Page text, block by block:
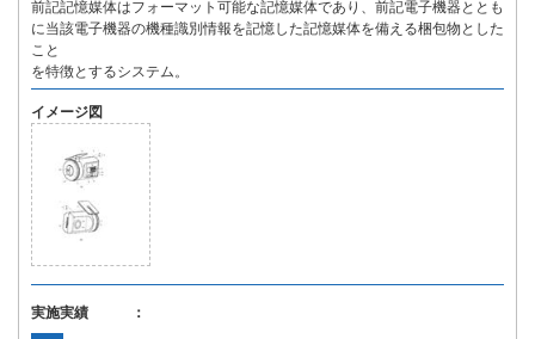
前記記憶媒体はフォーマット可能な記憶媒体であり、前記電子機器ととも
に当該電子機器の機種識別情報を記憶した記憶媒体を備える梱包物とした
こと
を特徴とするシステム。
イメージ図
実施実績 ：